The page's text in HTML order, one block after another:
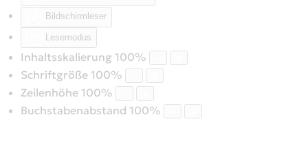
Bildschirmleser
Lesemodus
Inhaltsskalierung 100%
Schriftgröße 100%
Zeilenhöhe 100%
Buchstabenabstand 100%